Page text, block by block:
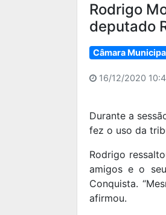
Rodrigo
deputado
Câmara
16/12/2020
Durante a
fez o uso da
Rodrigo
amigos e o
Conquista.
afirmou.